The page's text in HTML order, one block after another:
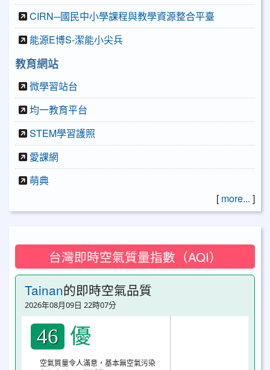
CIRN─國民中小學課程與教學資源整合平臺
能源E博S-潔能小尖兵
教育網站
微學習站台
均一教育平台
STEM學習護照
愛課網
萌典
[ more... ]
台灣即時空氣質量指數（AQI）
Tainan的即時空氣品質
2026年08月09日 22時07分
46 優
空氣質量令人滿意，基本無空氣污染